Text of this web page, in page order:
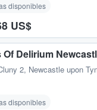
disponibles
US$
Of Delirium
2, Newcastle upon
disponibles